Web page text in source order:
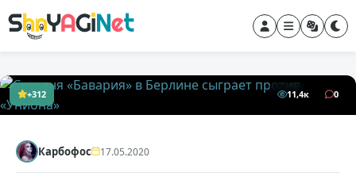
+312 11,4к 0
Карбофос 17.05.2020